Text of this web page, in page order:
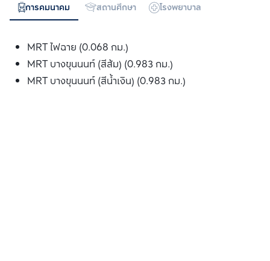
การคมนาคม สถานศึกษา โรงพยาบาล
MRT ไฟฉาย (0.068 กม.)
MRT บางขุนนนท์ (สีส้ม) (0.983 กม.)
MRT บางขุนนนท์ (สีน้ำเงิน) (0.983 กม.)